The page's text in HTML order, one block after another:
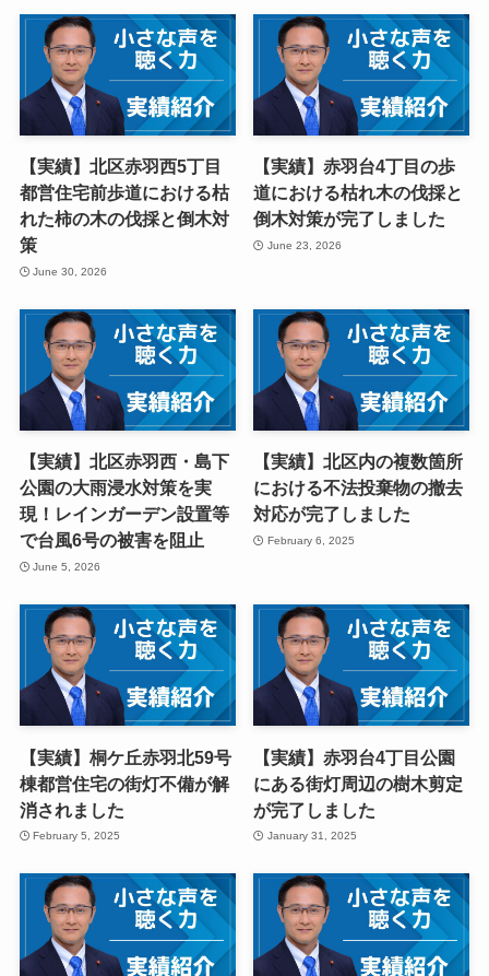
【実績】北区赤羽西5丁目
都営住宅前歩道における枯
れた柿の木の伐採と倒木対
策
June 30, 2026
【実績】赤羽台4丁目の歩
道における枯れ木の伐採と
倒木対策が完了しました
June 23, 2026
【実績】北区赤羽西・島下
公園の大雨浸水対策を実
現！レインガーデン設置等
で台風6号の被害を阻止
June 5, 2026
【実績】北区内の複数箇所
における不法投棄物の撤去
対応が完了しました
February 6, 2025
【実績】桐ケ丘赤羽北59号
棟都営住宅の街灯不備が解
消されました
February 5, 2025
【実績】赤羽台4丁目公園
にある街灯周辺の樹木剪定
が完了しました
January 31, 2025